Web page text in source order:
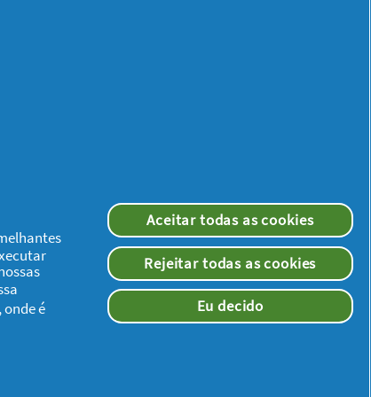
, onde é
Aceitar todas as cookies
Rejeitar todas as cookies
Eu decido